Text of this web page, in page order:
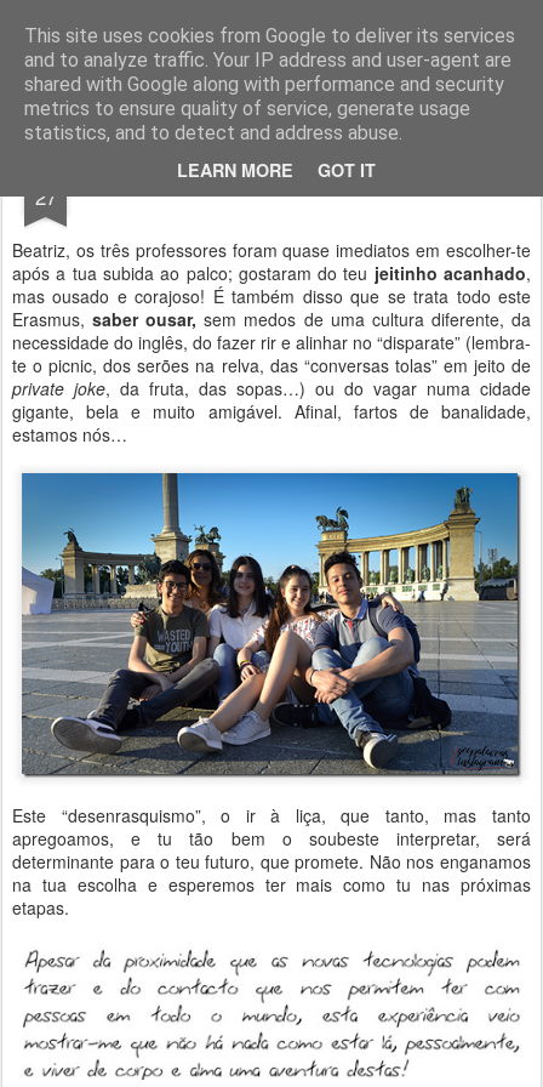
This site uses cookies from Google to deliver its services
and to analyze traffic. Your IP address and user-agent are
shared with Google along with performance and security
metrics to ensure quality of service, generate usage
statistics, and to detect and address abuse.
LEARN MORE GOT IT
Geopalavras
canal800 clique ZapCanal
27 Sabes, Beatriz…
Beatriz, os três professores foram quase imediatos em escolher-te
após a tua subida ao palco; gostaram do teu jeitinho acanhado,
mas ousado e corajoso! É também disso que se trata todo este
Erasmus,saber ousar, sem medos de uma cultura diferente, da
necessidade do inglês, do fazer rir e alinhar no “disparate” (lembra-
te o picnic, dos serões na relva, das “conversas tolas” em jeito de
private joke, da fruta, das sopas…) ou do vagar numa cidade
gigante, bela e muito amigável. Afinal, fartos de banalidade,
estamos nós…
Este “desenrasquismo”, o ir à liça, que tanto, mas tanto
apregoamos, e tu tão bem o soubeste interpretar, será
determinante para o teu futuro, que promete. Não nos enganamos
na tua escolha e esperemos ter mais como tu nas próximas
etapas.